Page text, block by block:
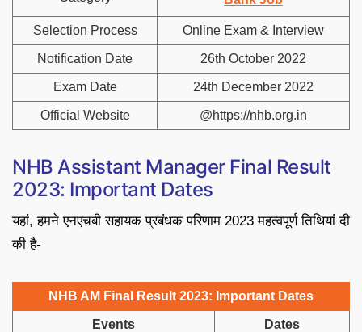
Selection Process Online Exam & Interview
Notification Date 26th October 2022
Exam Date 24th December 2022
Official Website @https://nhb.org.in
NHB Assistant Manager Final Result
2023: Important Dates
यहां, हमने एनएचबी सहायक प्रबंधक परिणाम 2023 महत्वपूर्ण तिथियां दी
की है-
NHB AM Final Result 2023: Important Dates
Events Dates